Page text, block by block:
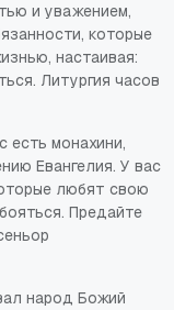
и уважением,
которые
настаивая:
Литургия часов
есть монахини,
Евангелия. У вас
любят свою
Предайте
народ Божий